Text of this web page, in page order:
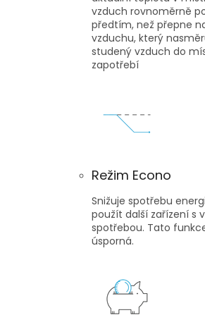
vzduch rovnoměrně
předtím, než přepne
vzduchu, který
studený vzduch do
zapotřebí
Režim Econo
Snižuje spotřebu
použít další zařízení s
spotřebou. Tato
úsporná.